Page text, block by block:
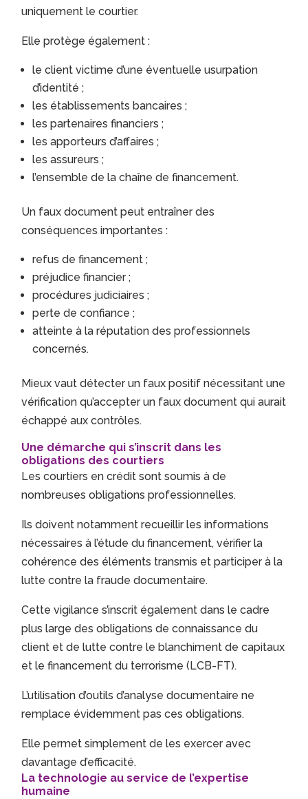
uniquement le courtier.
Elle protège également :
le client victime d’une éventuelle usurpation
d’identité ;
les établissements bancaires ;
les partenaires financiers ;
les apporteurs d’affaires ;
les assureurs ;
l’ensemble de la chaîne de financement.
Un faux document peut entraîner des
conséquences importantes :
refus de financement ;
préjudice financier ;
procédures judiciaires ;
perte de confiance ;
atteinte à la réputation des professionnels
concernés.
Mieux vaut détecter un faux positif nécessitant une
vérification qu’accepter un faux document qui aurait
échappé aux contrôles.
Une démarche qui s’inscrit dans les
obligations des courtiers
Les courtiers en crédit sont soumis à de
nombreuses obligations professionnelles.
Ils doivent notamment recueillir les informations
nécessaires à l’étude du financement, vérifier la
cohérence des éléments transmis et participer à la
lutte contre la fraude documentaire.
Cette vigilance s’inscrit également dans le cadre
plus large des obligations de connaissance du
client et de lutte contre le blanchiment de capitaux
et le financement du terrorisme (LCB-FT).
L’utilisation d’outils d’analyse documentaire ne
remplace évidemment pas ces obligations.
Elle permet simplement de les exercer avec
davantage d’efficacité.
La technologie au service de l’expertise
humaine